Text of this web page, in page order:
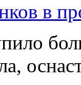
в